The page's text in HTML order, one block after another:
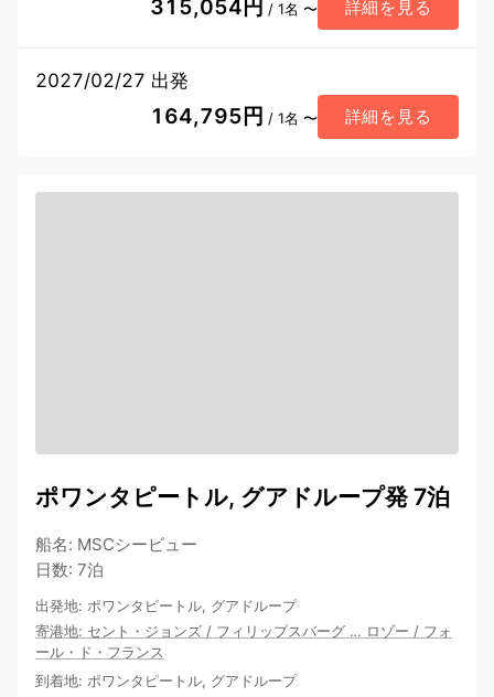
315,054円 / 1名 〜 詳細を見る
2027/02/27 出発
164,795円 / 1名 〜 詳細を見る
ポワンタピートル, グアドループ発 7泊
船名: MSCシービュー
日数: 7泊
出発地: ポワンタピートル, グアドループ
寄港地: セント・ジョンズ / フィリップスバーグ … ロゾー / フォ
ール・ド・フランス
到着地: ポワンタピートル, グアドループ